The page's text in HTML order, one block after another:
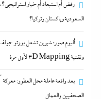
جدل كبير حول كواليس
6 فبراير، 2024
رفض أم استبعاد أم خيار
تنضم مصر إلى تحالف
رفض أم استبعاد أم خيار
السعودية وباكستان وتركيا؟
ألبوم صور: شيرين تشعل بورتو
وتقنية 3D Mapping لأول مرة
بعد واقعة عاملة محل العطور: معركة
الصحفيين والعمال